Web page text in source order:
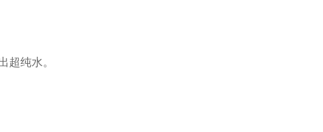
超纯水。